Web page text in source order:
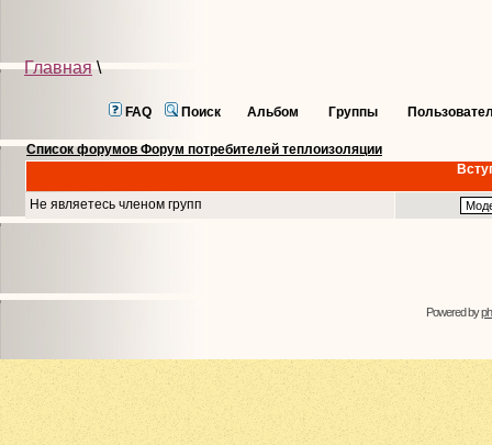
Главная\
FAQ Поиск Альбом Группы
Список форумов Форум потребителей теплоизоляции
Не являетесь членом групп
Powered by